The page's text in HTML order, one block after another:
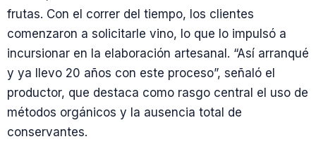
frutas. Con el correr del tiempo, los clientes
comenzaron a solicitarle vino, lo que lo impulsó a
incursionar en la elaboración artesanal. “Así arranqué
y ya llevo 20 años con este proceso”, señaló el
productor, que destaca como rasgo central el uso de
métodos orgánicos y la ausencia total de
conservantes.